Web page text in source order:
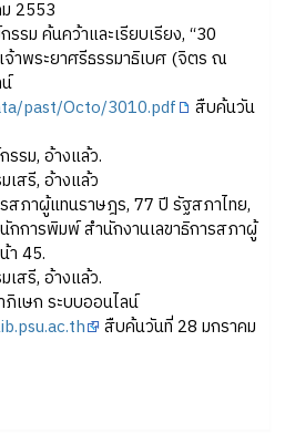
2553
รม ค้นคว้าและเรียบเรียง, “30
าพระยาศรีธรรมาธิเบศ (จิตร ณ
past/Octo/3010.pdf
สืบค้นวัน
รม, อ้างแล้ว.
เสรี, อ้างแล้ว
สภาผู้แทนราษฎร, 77 ปี รัฐสภาไทย,
กการพิมพ์ สำนักงานเลขาธิการสภาผู้
า 45.
เสรี, อ้างแล้ว.
เษก ระบบออนไลน์
สืบค้นวันที่ 28 มกราคม